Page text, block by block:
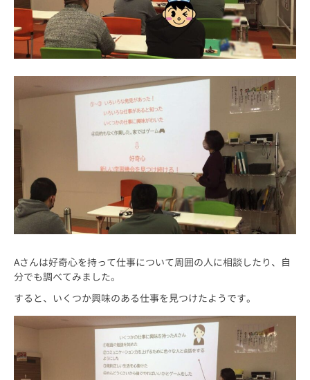
Aさんは好奇心を持って仕事について周囲の人に相談したり、自
分でも調べてみました。
すると、いくつか興味のある仕事を見つけたようです。